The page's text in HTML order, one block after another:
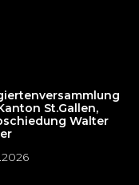
St.Gallen,
Walter